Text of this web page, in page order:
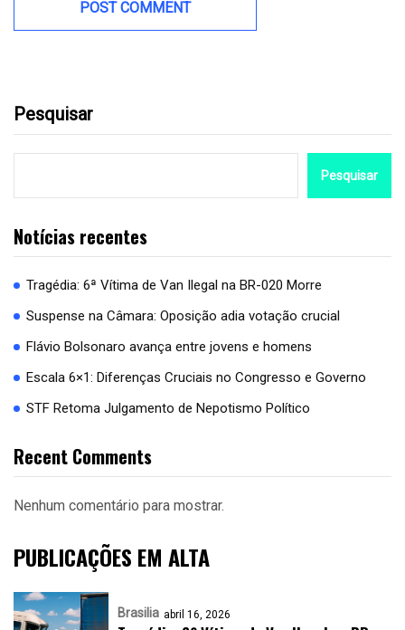
Pesquisar
Pesquisar
Notícias recentes
Tragédia: 6ª Vítima de Van Ilegal na BR-020 Morre
Suspense na Câmara: Oposição adia votação crucial
Flávio Bolsonaro avança entre jovens e homens
Escala 6×1: Diferenças Cruciais no Congresso e Governo
STF Retoma Julgamento de Nepotismo Político
Recent Comments
Nenhum comentário para mostrar.
PUBLICAÇÕES EM ALTA
Brasilia abril 16, 2026